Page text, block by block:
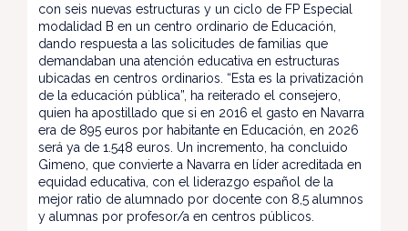
con seis nuevas estructuras y un ciclo de FP Especial
modalidad B en un centro ordinario de Educación,
dando respuesta a las solicitudes de familias que
demandaban una atención educativa en estructuras
ubicadas en centros ordinarios. “Esta es la privatización
de la educación pública”, ha reiterado el consejero,
quien ha apostillado que si en 2016 el gasto en Navarra
era de 895 euros por habitante en Educación, en 2026
será ya de 1.548 euros. Un incremento, ha concluido
Gimeno, que convierte a Navarra en líder acreditada en
equidad educativa, con el liderazgo español de la
mejor ratio de alumnado por docente con 8,5 alumnos
y alumnas por profesor/a en centros públicos.